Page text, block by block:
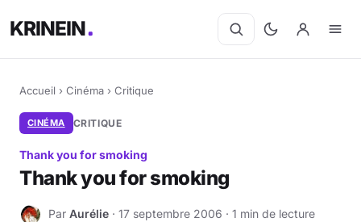
KRINEIN
Accueil › Cinéma › Critique
CINÉMA CRITIQUE
Thank you for smoking
Thank you for smoking
A Par Aurélie · 17 septembre 2006 · 1 min de lecture